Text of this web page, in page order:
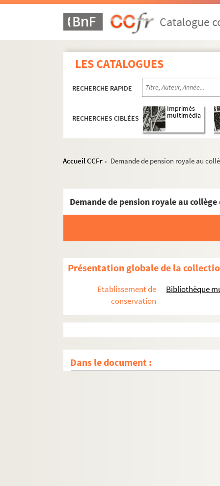
Catalogue
LES CATALOGUES
RECHERCHE RAPIDE
RECHERCHES CIBLÉES
Imprimés
multimédia
Accueil CCFr > Demande de pension royale au
Demande de pension royale au
Présentation globale de la
Etablissement de
conservation
Bibliothèque
Dans le document :